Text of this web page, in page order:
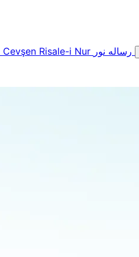
Cevşen Risale-i Nur